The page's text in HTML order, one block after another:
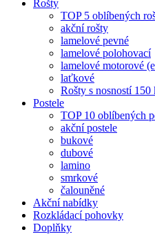
Rošty
TOP 5 oblíbených
akční rošty
lamelové pevné
lamelové polohovací
lamelové motorové
laťkové
Rošty s nosností 150
Postele
TOP 10 oblíbených
akční postele
bukové
dubové
lamino
smrkové
čalouněné
Akční nabídky
Rozkládací pohovky
Doplňky